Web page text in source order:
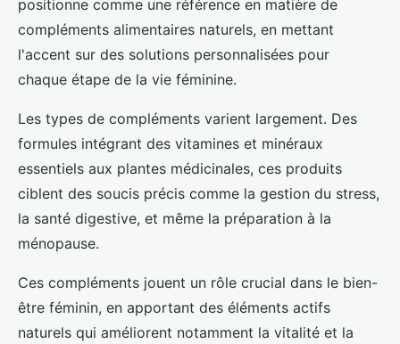
positionne comme une référence en matière de
compléments alimentaires naturels, en mettant
l'accent sur des solutions personnalisées pour
chaque étape de la vie féminine.
Les types de compléments varient largement. Des
formules intégrant des vitamines et minéraux
essentiels aux plantes médicinales, ces produits
ciblent des soucis précis comme la gestion du stress,
la santé digestive, et même la préparation à la
ménopause.
Ces compléments jouent un rôle crucial dans le bien-
être féminin, en apportant des éléments actifs
naturels qui améliorent notamment la vitalité et la